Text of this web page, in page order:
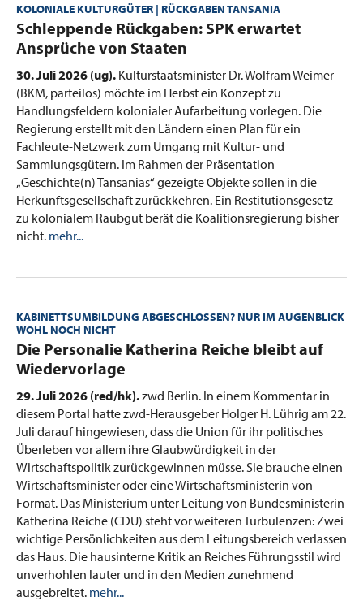
KOLONIALE KULTURGÜTER | RÜCKGABEN TANSANIA
:Schleppende Rückgaben: SPK erwartet
Ansprüche von Staaten
30. Juli 2026 (ug). Kulturstaatsminister Dr. Wolfram Weimer
(BKM, parteilos) möchte im Herbst ein Konzept zu
Handlungsfeldern kolonialer Aufarbeitung vorlegen. Die
Regierung erstellt mit den Ländern einen Plan für ein
Fachleute-Netzwerk zum Umgang mit Kultur- und
Sammlungsgütern. Im Rahmen der Präsentation
„Geschichte(n) Tansanias“ gezeigte Objekte sollen in die
Herkunftsgesellschaft zurückkehren. Ein Restitutionsgesetz
zu kolonialem Raubgut berät die Koalitionsregierung bisher
nicht. mehr...
KABINETTSUMBILDUNG ABGESCHLOSSEN? NUR IM AUGENBLICK
WOHL NOCH NICHT
:Die Personalie Katherina Reiche bleibt auf
Wiedervorlage
29. Juli 2026 (red/hk).zwd Berlin. In einem Kommentar in
diesem Portal hatte zwd-Herausgeber Holger H. Lührig am 22.
Juli darauf hingewiesen, dass die Union für ihr politisches
Überleben vor allem ihre Glaubwürdigkeit in der
Wirtschaftspolitik zurückgewinnen müsse. Sie brauche einen
Wirtschaftsminister oder eine Wirtschaftsministerin von
Format. Das Ministerium unter Leitung von Bundesministerin
Katherina Reiche (CDU) steht vor weiteren Turbulenzen: Zwei
wichtige Persönlichkeiten aus dem Leitungsbereich verlassen
das Haus. Die hausinterne Kritik an Reiches Führungsstil wird
unverhohlen lauter und in den Medien zunehmend
ausgebreitet. mehr...